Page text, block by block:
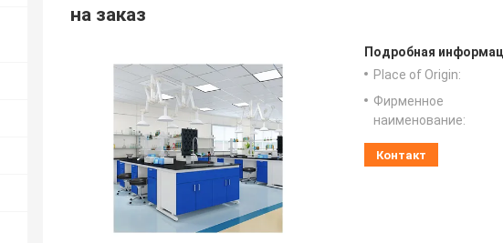
на заказ
Подробная
Place of Origin:
Фирменное
наименование:
Контакт